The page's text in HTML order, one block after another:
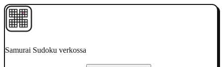
Samurai Sudoku verkossa